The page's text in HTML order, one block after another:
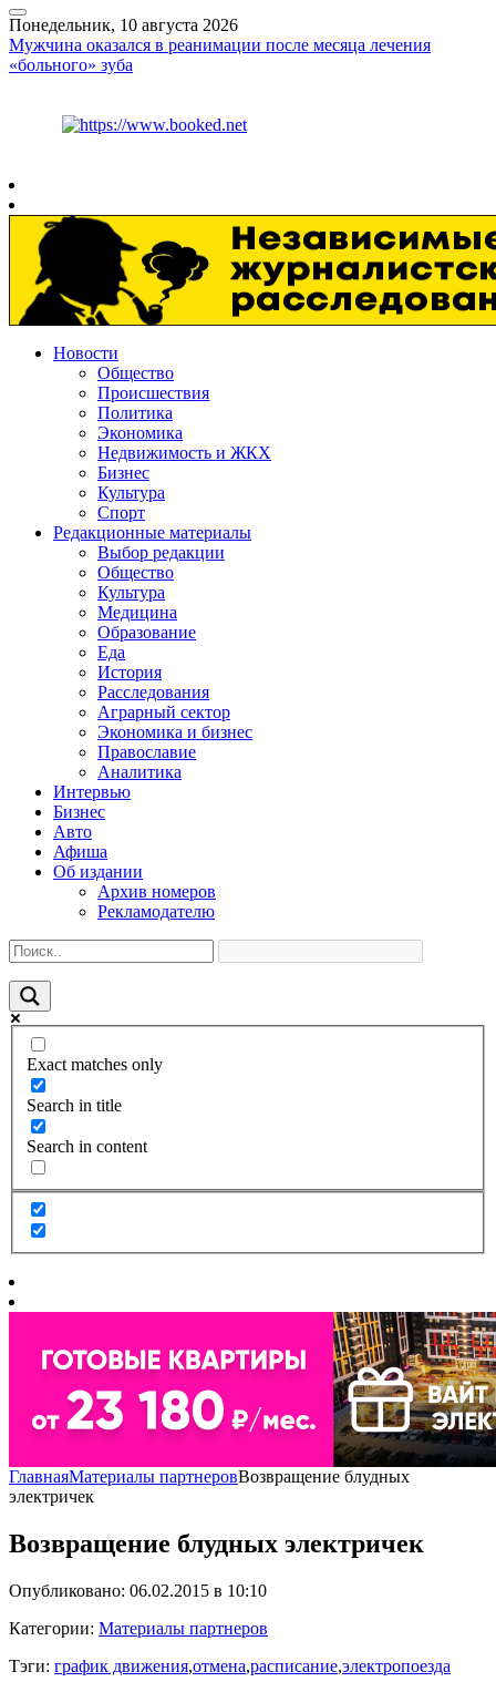
Понедельник, 10 августа 2026
Мужчина оказался в реанимации после месяца лечения
«больного» зуба
Новости
Общество
Происшествия
Политика
Экономика
Недвижимость и ЖКХ
Бизнес
Культура
Спорт
Редакционные материалы
Выбор редакции
Общество
Культура
Медицина
Образование
Еда
История
Расследования
Аграрный сектор
Экономика и бизнес
Православие
Аналитика
Интервью
Бизнес
Авто
Афиша
Об издании
Архив номеров
Рекламодателю
Exact matches only
Search in title
Search in content
ГлавнаяМатериалы партнеровВозвращение блудных
электричек
Возвращение блудных электричек
Опубликовано: 06.02.2015 в 10:10
Категории: Материалы партнеров
Тэги: график движения,отмена,расписание,электропоезда